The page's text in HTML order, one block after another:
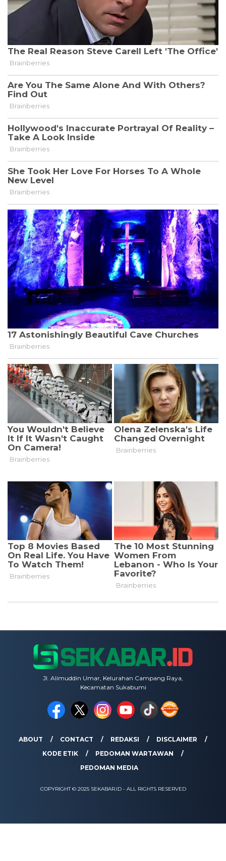
Jl. Alimuddin Umar, Kelurahan Campang Raya,
Kecamatan Sukabumi
ABOUT CONTACT REDAKSI
DISCLAIMER
KODE ETIK
PEDOMAN WARTAWAN
PEDOMAN MEDIA
COPYRIGHT © 2025 SEKABAR.ID - ALL RIGHTS RESERVED